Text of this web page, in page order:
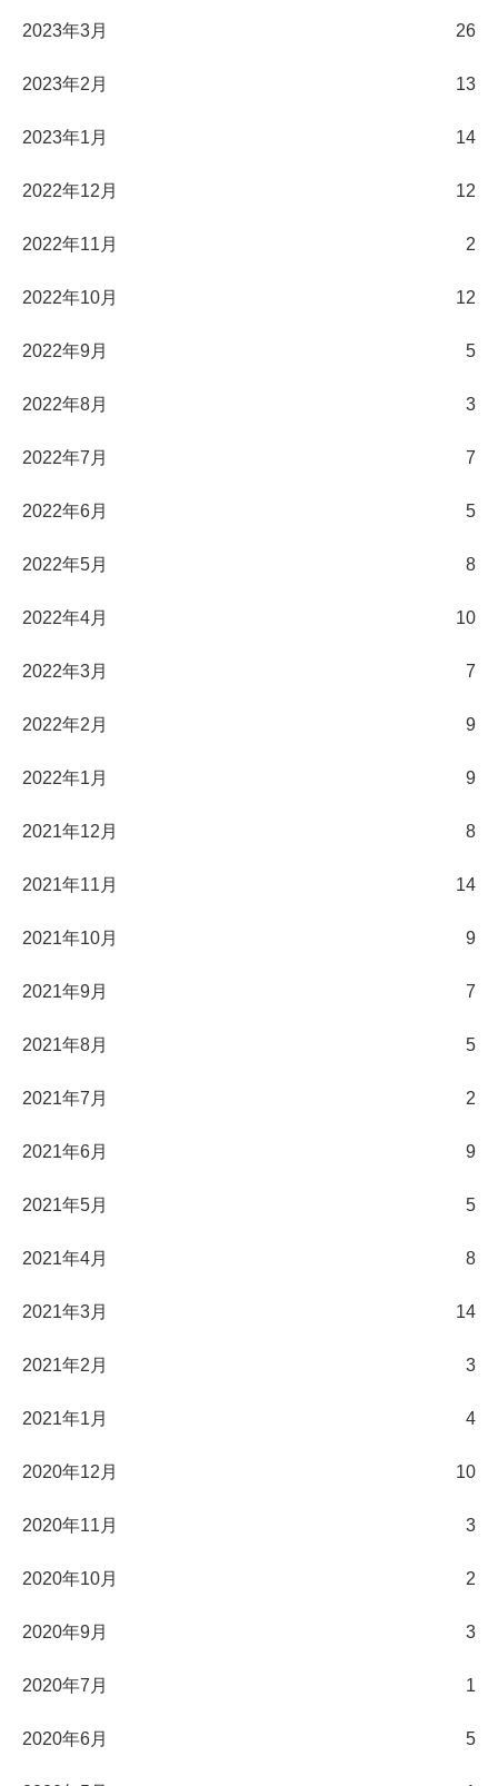
2023年3月 26
2023年2月 13
2023年1月 14
2022年12月 12
2022年11月 2
2022年10月 12
2022年9月 5
2022年8月 3
2022年7月 7
2022年6月 5
2022年5月 8
2022年4月 10
2022年3月 7
2022年2月 9
2022年1月 9
2021年12月 8
2021年11月 14
2021年10月 9
2021年9月 7
2021年8月 5
2021年7月 2
2021年6月 9
2021年5月 5
2021年4月 8
2021年3月 14
2021年2月 3
2021年1月 4
2020年12月 10
2020年11月 3
2020年10月 2
2020年9月 3
2020年7月 1
2020年6月 5